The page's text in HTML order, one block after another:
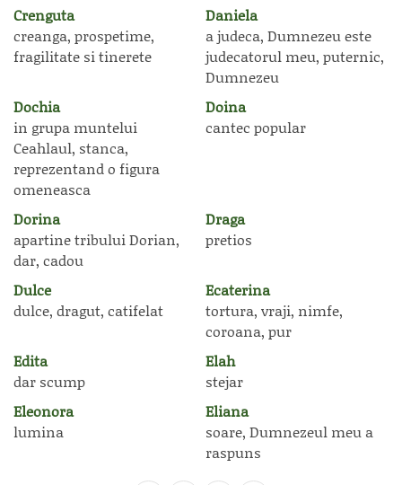
Crenguta
creanga, prospetime,
fragilitate si tinerete
Daniela
a judeca, Dumnezeu este
judecatorul meu, puternic,
Dumnezeu
Dochia
in grupa muntelui
Ceahlaul, stanca,
reprezentand o figura
omeneasca
Doina
cantec popular
Dorina
apartine tribului Dorian,
dar, cadou
Draga
pretios
Dulce
dulce, dragut, catifelat
Ecaterina
tortura, vraji, nimfe,
coroana, pur
Edita
dar scump
Elah
stejar
Eleonora
lumina
Eliana
soare, Dumnezeul meu a
raspuns